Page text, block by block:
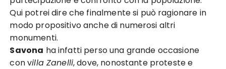
Qui potrei dire che finalmente si può ragionare in
modo propositivo anche di numerosi altri
monumenti.
Savona ha infatti perso una grande occasione
con villa Zanelli, dove, nonostante proteste e